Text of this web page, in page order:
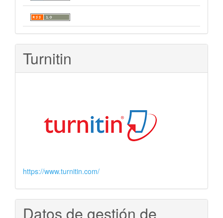
Turnitin
https://www.turnitin.com/
Datos de gestión de